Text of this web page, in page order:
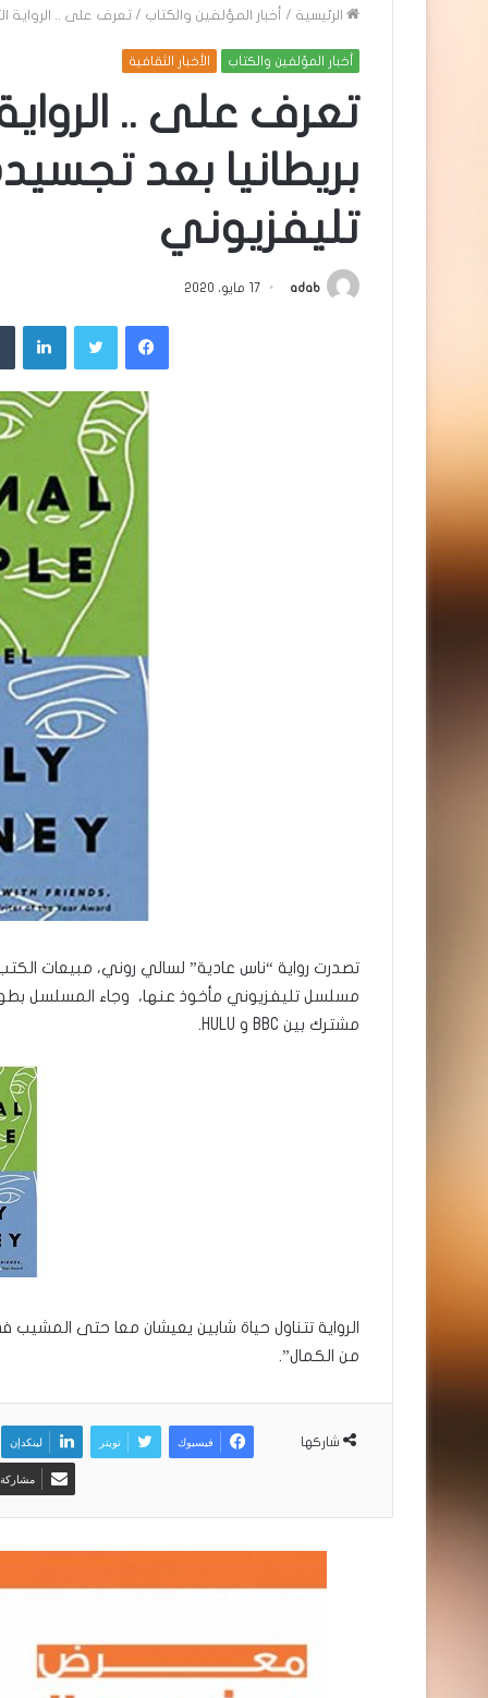
الرئيسية / أخبار المؤلفين والكتاب / تعرف على .. الرواية
أخبار المؤلفين والكتاب الأخبار الثقافية
تعرف على ..
بريطانيا بعد
تليفزيوني
adab 17 مايو، 2020
فيسبوكتويتر
تصدرت رواية “ناس عادية” لسالي روني، مبيعات
مسلسل تليفزيوني مأخوذ عنها، وجاء المسلسل
مشترك بين BBC و HULU.
الرواية تتناول حياة شابين يعيشان معا حتى المشيب
من الكمال”.
شاركها فيسبوك تويتر لينكدإن
مشاركة